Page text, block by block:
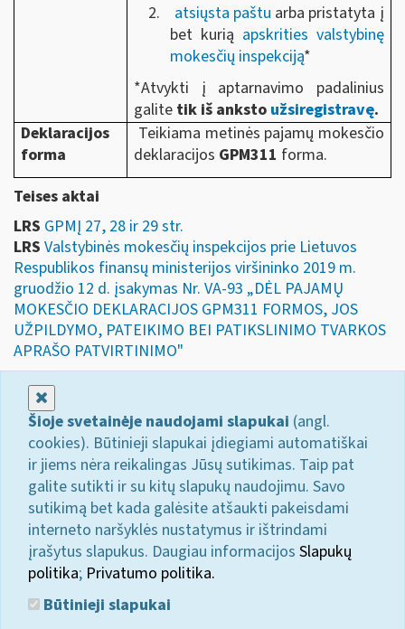
atsiųsta paštu arba pristatyta į
bet kurią apskrities valstybinę
mokesčių inspekciją*
*Atvykti į aptarnavimo padalinius
galite tik iš anksto užsiregistravę.
Deklaracijos
forma
Teikiama metinės pajamų mokesčio
deklaracijos GPM311 forma.
Teises aktai
LRS GPMĮ 27, 28 ir 29 str.
LRS Valstybinės mokesčių inspekcijos prie Lietuvos
Respublikos finansų ministerijos viršininko 2019 m.
gruodžio 12 d. įsakymas Nr. VA-93 „DĖL PAJAMŲ
MOKESČIO DEKLARACIJOS GPM311 FORMOS, JOS
UŽPILDYMO, PATEIKIMO BEI PATIKSLINIMO TVARKOS
APRAŠO PATVIRTINIMO"
Šioje svetainėje naudojami slapukai (angl.
cookies). Būtinieji slapukai įdiegiami automatiškai
ir jiems nėra reikalingas Jūsų sutikimas. Taip pat
galite sutikti ir su kitų slapukų naudojimu. Savo
sutikimą bet kada galėsite atšaukti pakeisdami
interneto naršyklės nustatymus ir ištrindami
įrašytus slapukus. Daugiau informacijos Slapukų
politika; Privatumo politika.
Būtinieji slapukai